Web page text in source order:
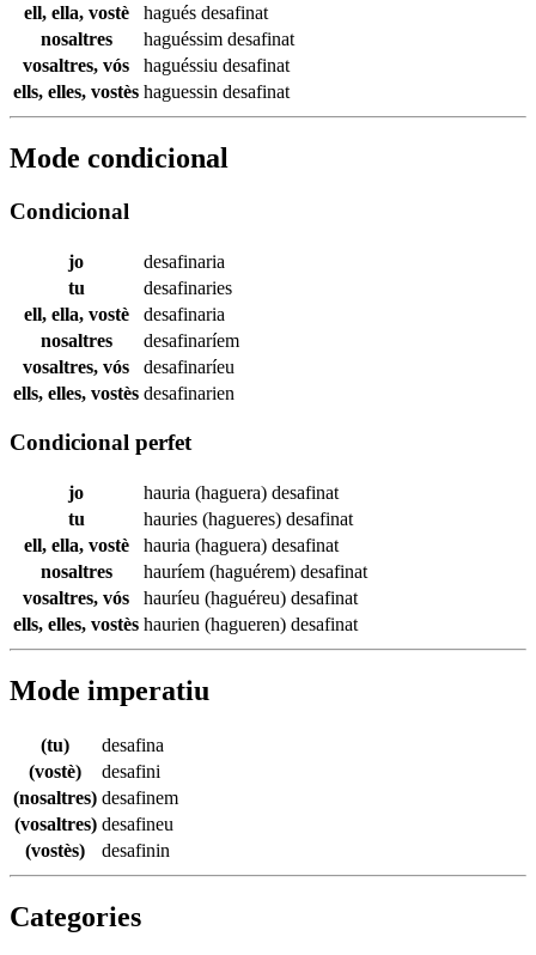
ell, ella, vostè
hagués desafinat
nosaltres
haguéssim desafinat
vosaltres, vós
haguéssiu desafinat
ells, elles, vostès haguessin desafinat
Mode condicional
Condicional
jo
desafinaria
tu
desafinaries
ell, ella, vostè
desafinaria
nosaltres
desafinaríem
vosaltres, vós
desafinaríeu
ells, elles, vostès desafinarien
Condicional perfet
jo hauria (haguera) desafinat
tu
hauries (hagueres) desafinat
ell, ella, vostè
hauria (haguera) desafinat
nosaltres
hauríem (haguérem) desafinat
vosaltres, vós
hauríeu (haguéreu) desafinat
ells, elles, vostès haurien (hagueren) desafinat
Mode imperatiu
(tu)
desafina
(vostè)
desafini
(nosaltres) desafinem
(vosaltres) desafineu
(vostès)
desafinin
Categories